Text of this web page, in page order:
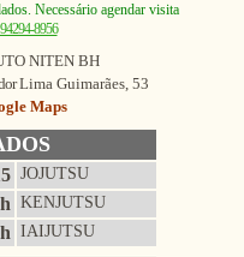
Necessário agendar visita
8956
NITEN BH
Lima Guimarães, 53
Maps
JOJUTSU
KENJUTSU
IAIJUTSU